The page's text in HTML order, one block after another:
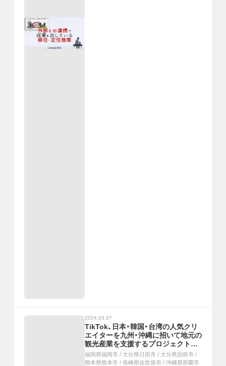
2024.03.07
TikTok、日本・韓国・台湾の人気クリ
エイターを九州・沖縄に招いて地元の
観光産業を支援するプロジェクト
「TikTok Connect By Tourism」を
実施！
福岡県福岡市 / 大分県日田市 / 大分県別府市 /
熊本県熊本市 / 長崎県佐世保市 / 沖縄県那覇市